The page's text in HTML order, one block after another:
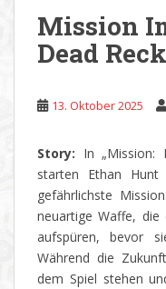
Mission
Dead
13. Oktober 2025
Story: In „Mission:
starten Ethan
gefährlichste
neuartige Waffe,
aufspüren, bevor
Während die
dem Spiel stehen